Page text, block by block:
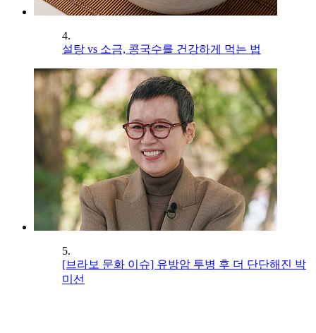
4.
설탕 vs 소금, 콩국수를 건강하게 먹는 법
5.
[브라보 문화 이슈] 유방암 투병 후 더 단단해진 박
미선